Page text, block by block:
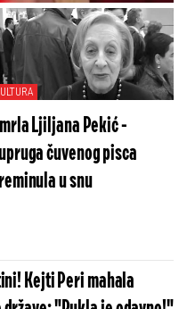
jezivo (VIDEO)
Ljiljana Pekić -
čuvenog pisca
u snu
Kejti Peri mahala